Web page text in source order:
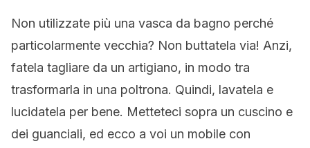
Non utilizzate più una vasca da bagno perché
particolarmente vecchia? Non buttatela via! Anzi,
fatela tagliare da un artigiano, in modo tra
trasformarla in una poltrona. Quindi, lavatela e
lucidatela per bene. Metteteci sopra un cuscino e
dei guanciali, ed ecco a voi un mobile con